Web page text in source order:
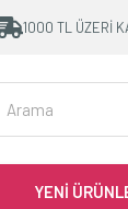
1000 TL ÜZERİ
YENİ